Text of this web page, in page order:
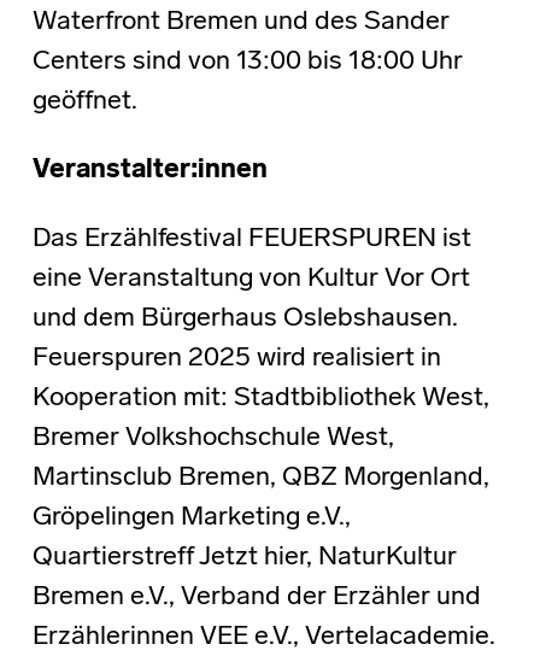
Waterfront Bremen und des Sander
Centers sind von 13:00 bis 18:00 Uhr
geöffnet.
Veranstalter:innen
Das Erzählfestival FEUERSPUREN ist
eine Veranstaltung von Kultur Vor Ort
und dem Bürgerhaus Oslebshausen.
Feuerspuren 2025 wird realisiert in
Kooperation mit: Stadtbibliothek West,
Bremer Volkshochschule West,
Martinsclub Bremen, QBZ Morgenland,
Gröpelingen Marketing e.V.,
Quartierstreff Jetzt hier, NaturKultur
Bremen e.V., Verband der Erzähler und
Erzählerinnen VEE e.V., Vertelacademie.